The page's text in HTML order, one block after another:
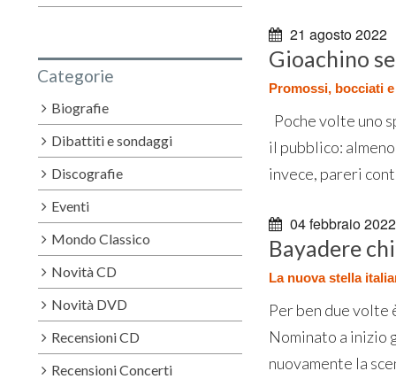
21 agosto 2022
Gioachino
Promossi, bocciati
Poche volte uno
il pubblico:
invece, pareri
04 febbraio 2022
Bayadere
La nuova stella
Per ben due volte
Nominato a inizio
nuovamente la
Categorie
Biografie
Dibattiti e sondaggi
Discografie
Eventi
Mondo Classico
Novità CD
Novità DVD
Recensioni CD
Recensioni Concerti